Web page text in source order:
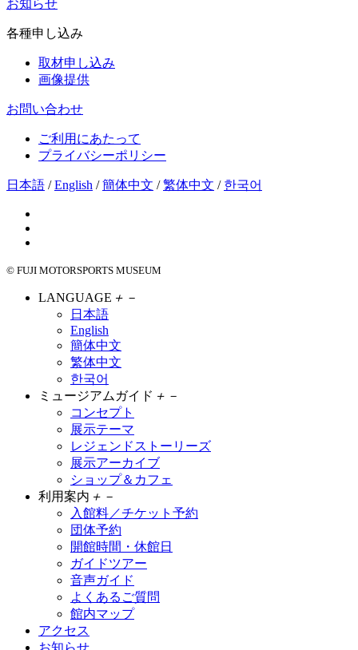
お知らせ
各種申し込み
取材申し込み
画像提供
お問い合わせ
ご利用にあたって
プライバシーポリシー
日本語 /English /簡体中文 /繁体中文 / 한국어
© FUJI MOTORSPORTS MUSEUM
LANGUAGE ＋ －
日本語
English
簡体中文
繁体中文
한국어
ミュージアムガイド ＋ －
コンセプト
展示テーマ
レジェンドストーリーズ
展示アーカイブ
ショップ＆カフェ
利用案内 ＋ －
入館料／チケット予約
団体予約
開館時間・休館日
ガイドツアー
音声ガイド
よくあるご質問
館内マップ
アクセス